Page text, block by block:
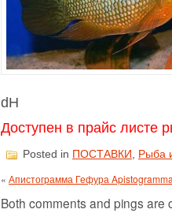
dH
Доступен в прайс листе
Posted in ПОСТАВКИ, Рыба
« Апистограмма Гефура
Both comments and pings are